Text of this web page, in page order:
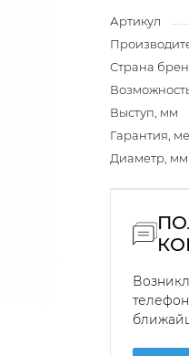
Артикул
Страна
Выступ, мм
Гарантия,
Диаметр, мм